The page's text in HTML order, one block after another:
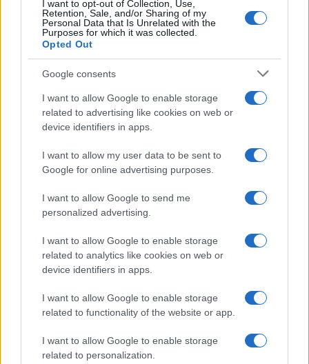
I want to opt-out of Collection, Use,
Retention, Sale, and/or Sharing of my
Personal Data that Is Unrelated with the
Purposes for which it was collected.
Opted Out
Google consents
I want to allow Google to enable storage
related to advertising like cookies on web or
device identifiers in apps.
I want to allow my user data to be sent to
Google for online advertising purposes.
I want to allow Google to send me
personalized advertising.
I want to allow Google to enable storage
related to analytics like cookies on web or
device identifiers in apps.
I want to allow Google to enable storage
related to functionality of the website or app.
I want to allow Google to enable storage
related to personalization.
cég közleményében azt írták:
ha a közvetlen hozzátartozók
elfogadják, és kollégáik másként
nem végrendelkeztek, akkor
hajós temetésen búcsúznak majd
el tőlük.
Tolnay Zoltán hajóskapitány, aki szintén
szolgálatban volt a Dunán a tragédia idején,
az M1-en azt közölte: egyik hajózási
rádiócsatornán sem jeleztek veszélyhelyzetet
a május 29-ei dunai hajóbaleset idején. Kitért
arra is, hogy a Viking Sigynnek kellett volna
megkezdenie a kommunikációt a kisebb
Hableánnyal.